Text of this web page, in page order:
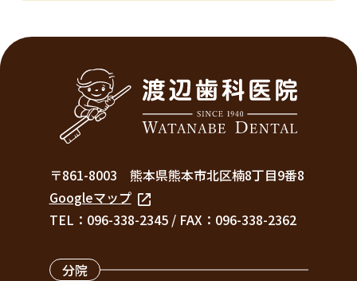
〒861-8003 熊本県熊本市北区楠8丁目9番8
Googleマップ
TEL：096-338-2345/ FAX：096-338-2362
分院